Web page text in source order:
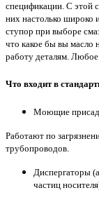
спецификации. С этой
них настолько широко
ступор при выборе
что какое бы вы масло
работу деталям.
Что входит в
Моющие
Работают по
трубопроводов.
Диспергаторы
частиц